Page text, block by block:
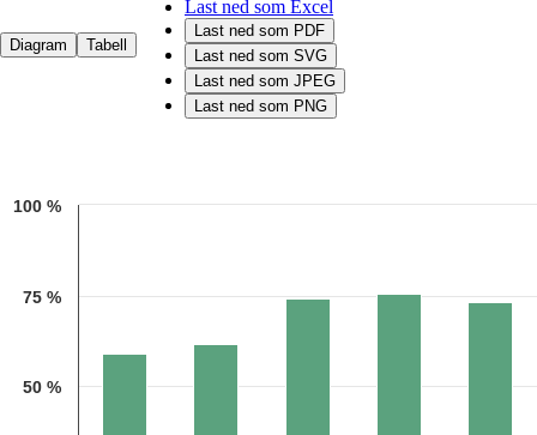
Diagram Tabell
Last ned som Excel
Last ned som PDF
Last ned som SVG
Last ned som JPEG
Last ned som PNG
The chart has 1 Y axis displaying 1. Data ranges from 58.833473 to
100 %
50 %
75 %